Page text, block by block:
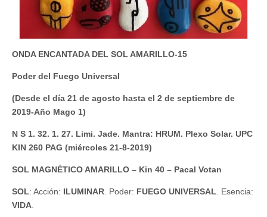
ONDA ENCANTADA DEL SOL AMARILLO-15
Poder del Fuego Universal
(Desde el día 21 de agosto hasta el 2 de septiembre de
2019-Año Mago 1)
N S 1. 32. 1. 27. Limi. Jade. Mantra: HRUM. Plexo Solar. UPC
KIN 260 PAG (miércoles 21-8-2019)
SOL MAGNÉTICO AMARILLO – Kin 40 – Pacal Votan
SOL: Acción: ILUMINAR . Poder: FUEGO UNIVERSAL . Esencia:
VIDA